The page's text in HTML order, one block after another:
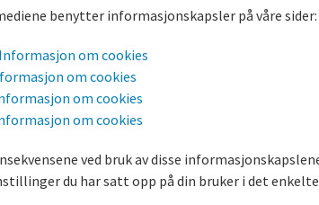
benytter informasjonskapsler på våre sider:
om cookies
om cookies
om cookies
om cookies
ved bruk av disse
du har satt opp på din bruker i det